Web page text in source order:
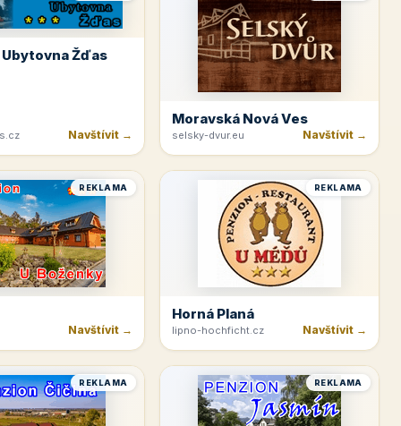
Žďas
Navštívit →
Moravská Nová Ves
selsky-dvur.eu Navštívit →
REKLAMA
Navštívit →
REKLAMA
Horná Planá
lipno-hochficht.cz Navštívit →
REKLAMA REKLAMA